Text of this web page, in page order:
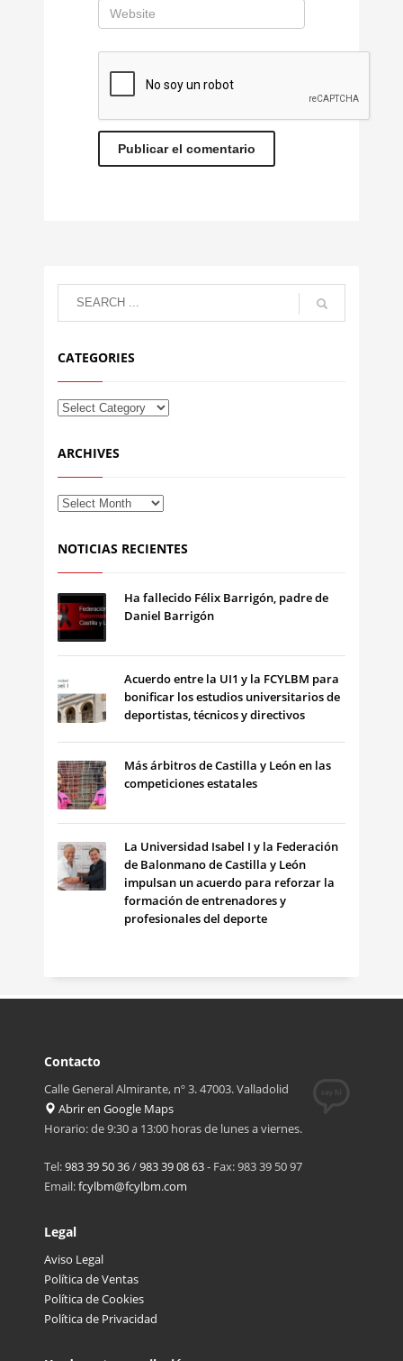
CATEGORIES
ARCHIVES
NOTICIAS RECIENTES
Ha fallecido Félix Barrigón, padre de
Daniel Barrigón
Acuerdo entre la UI1 y la FCYLBM para
bonificar los estudios universitarios de
deportistas, técnicos y directivos
Más árbitros de Castilla y León en las
competiciones estatales
La Universidad Isabel I y la Federación
de Balonmano de Castilla y León
impulsan un acuerdo para reforzar la
formación de entrenadores y
profesionales del deporte
Contacto
Calle General Almirante, nº 3. 47003. Valladolid
Abrir en Google Maps
Horario: de 9:30 a 13:00 horas de lunes a viernes.
Tel:983 39 50 36/983 39 08 63- Fax: 983 39 50 97
Email:fcylbm@fcylbm.com
Legal
Aviso Legal
Política de Ventas
Política de Cookies
Política de Privacidad